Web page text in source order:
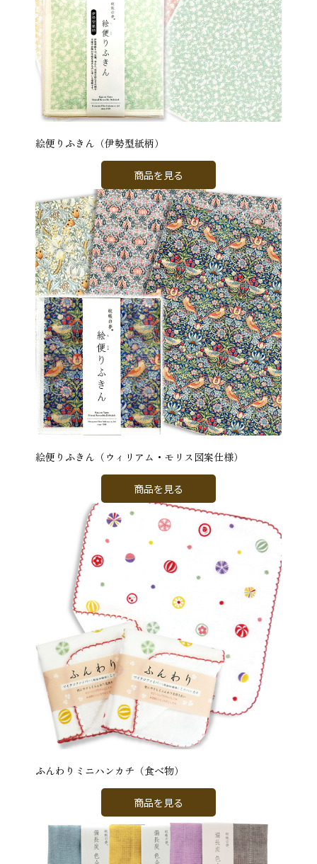
絵便りふきん（伊勢型紙柄）
商品を見る
絵便りふきん（ウィリアム・モリス図案仕様）
商品を見る
ふんわりミニハンカチ（食べ物）
商品を見る